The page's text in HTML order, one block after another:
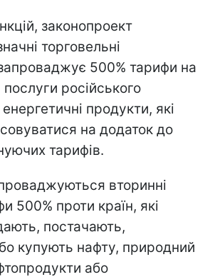
законопроект
торговельні
500% тарифи на
послуги російського
продукти, які
на додаток до
тарифів.
вторинні
500% проти країн, які
постачають,
купують нафту, природний
або